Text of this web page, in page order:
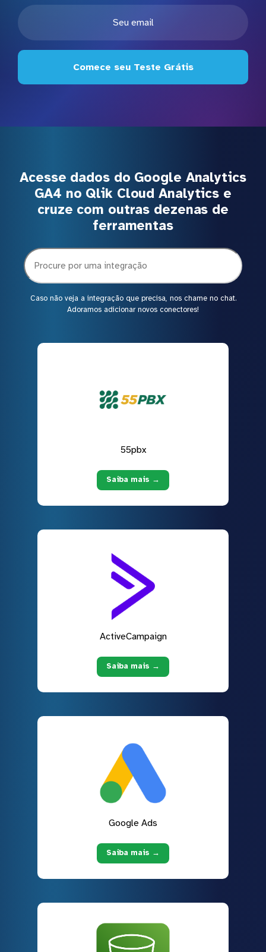
Comece seu Teste Grátis
Acesse dados do Google Analytics
GA4 no Qlik Cloud Analytics e
cruze com outras dezenas de
ferramentas
Caso não veja a integração que precisa, nos chame no chat.
Adoramos adicionar novos conectores!
55pbx
Saiba mais →
ActiveCampaign
Saiba mais →
Google Ads
Saiba mais →